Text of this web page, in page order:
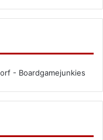
- Boardgamejunkies